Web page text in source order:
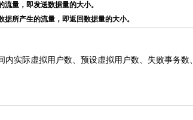
量，即发送数据量的大小。
所产生的流量，即返回数据量的大小。
内实际虚拟用户数、预设虚拟用户数、失败事务